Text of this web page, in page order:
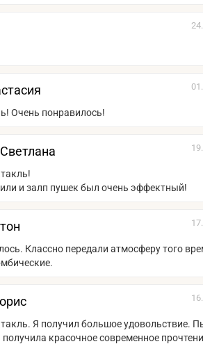
Очень понравилось!
и залп пушек был очень эффектный!
Классно передали атмосферу того
Я получил большое удовольствие.
получила красочное современное